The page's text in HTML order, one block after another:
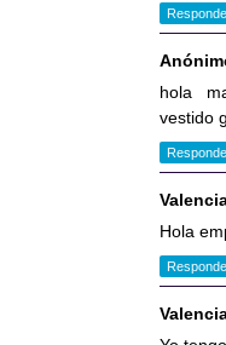
hola
vestido
Hola